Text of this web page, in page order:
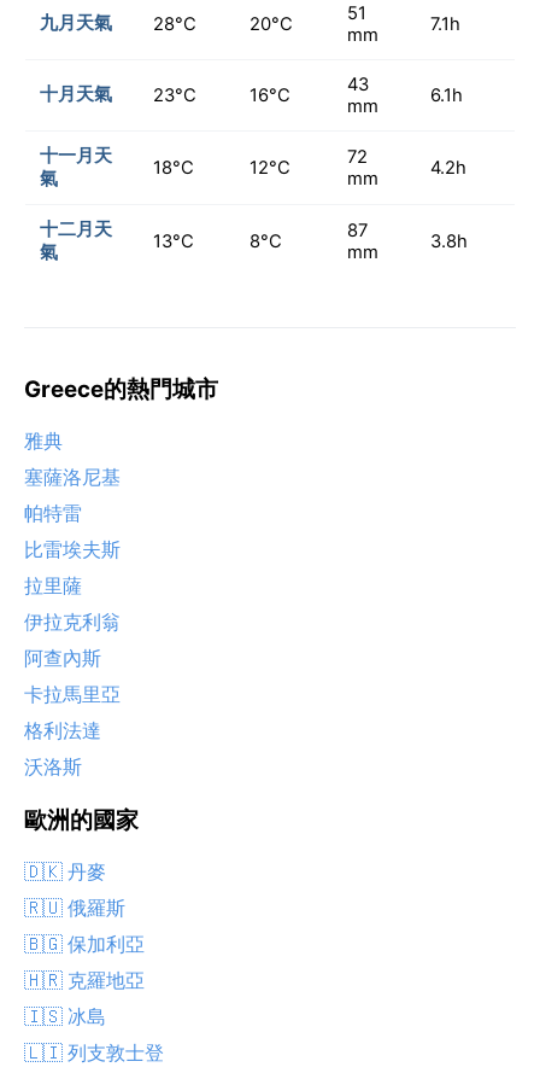
九月天氣 28°C 20°C
51
mm
7.1h
十月天氣 23°C 16°C
43
mm
6.1h
十一月天
氣
18°C 12°C
72
mm
4.2h
十二月天
氣
13°C 8°C
87
mm
3.8h
Greece的熱門城市
雅典
塞薩洛尼基
帕特雷
比雷埃夫斯
拉里薩
伊拉克利翁
阿查內斯
卡拉馬里亞
格利法達
沃洛斯
歐洲的國家
🇩🇰 丹麥
🇷🇺 俄羅斯
🇧🇬 保加利亞
🇭🇷 克羅地亞
🇮🇸 冰島
🇱🇮 列支敦士登